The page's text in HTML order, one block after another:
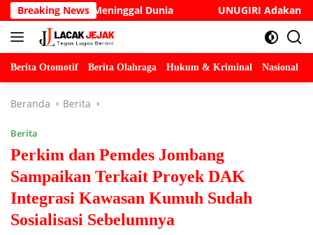
Langsung
ke
konten
Breaking News
Meninggal Dunia UNUGIRI Adakan Seminar Digital
Berita Otomotif Berita Olahraga Hukum & Kriminal Nasional
Beranda Berita
Berita
Perkim dan Pemdes Jombang
Sampaikan Terkait Proyek DAK
Integrasi Kawasan Kumuh Sudah
Sosialisasi Sebelumnya